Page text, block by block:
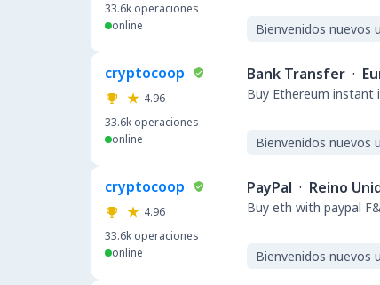
33.6k operaciones
online
Bienvenidos nuevos
cryptocoop
4.96
33.6k operaciones
online
Bank Transfer ·
Buy Ethereum instant
Bienvenidos nuevos
cryptocoop
4.96
33.6k operaciones
online
PayPal · Reino
Buy eth with paypal
Bienvenidos nuevos